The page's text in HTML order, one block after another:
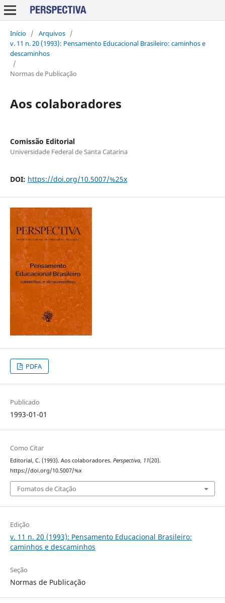
Início / Arquivos /
v. 11 n. 20 (1993): Pensamento Educacional Brasileiro: caminhos e
descaminhos
/
Normas de Publicação
Aos colaboradores
Comissão Editorial
Universidade Federal de Santa Catarina
DOI: https://doi.org/10.5007/%25x
PDFA
Publicado
1993-01-01
Como Citar
Editorial, C. (1993). Aos colaboradores. Perspectiva, 11(20).
https://doi.org/10.5007/%x
Fomatos de Citação
Edição
v. 11 n. 20 (1993): Pensamento Educacional Brasileiro:
caminhos e descaminhos
Seção
Normas de Publicação